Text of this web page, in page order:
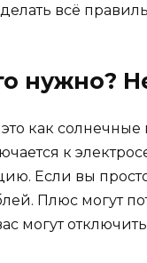
всё
нужно?
как солнечные
к
Если вы
Плюс могут
могут отключить